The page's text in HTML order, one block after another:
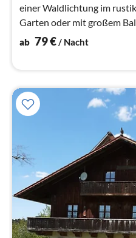
einer Waldlichtung im
Garten oder mit großem Balkon. Ein
absoluter Ruhe und
ab 79€/ Nacht